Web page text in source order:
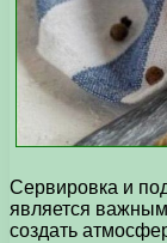
Сервировка и
является
создать